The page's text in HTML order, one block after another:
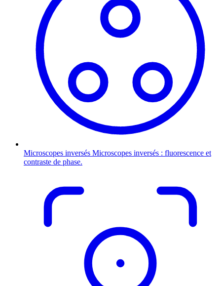
Microscopes inversés Microscopes inversés : fluorescence et
contraste de phase.